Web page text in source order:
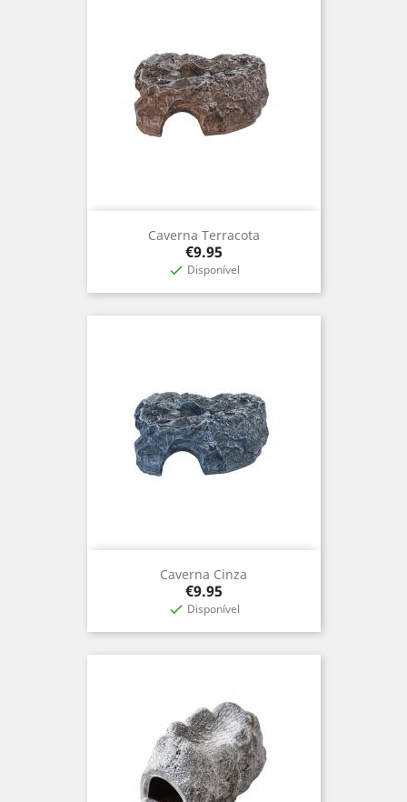
Caverna Terracota
Price
€9.95
 Disponível
Caverna Cinza
Price
€9.95
 Disponível